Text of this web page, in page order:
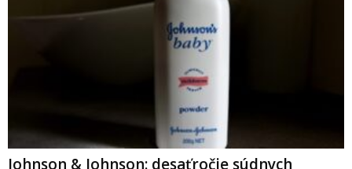
Johnson & Johnson: desaťročie súdnych